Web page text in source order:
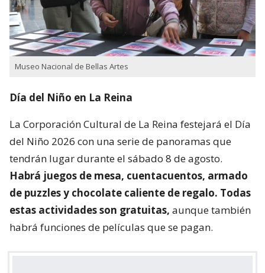
Museo Nacional de Bellas Artes
Día del Niño en La Reina
La Corporación Cultural de La Reina festejará el Día
del Niño 2026 con una serie de panoramas que
tendrán lugar durante el sábado 8 de agosto.
Habrá juegos de mesa, cuentacuentos, armado
de puzzles y chocolate caliente de regalo. Todas
estas actividades son gratuitas, aunque también
habrá funciones de películas que se pagan.